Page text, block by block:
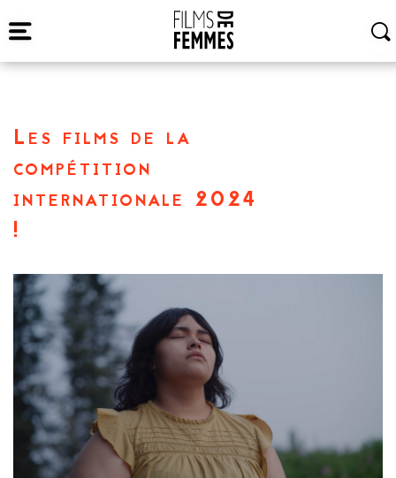
Les films de la
compétition
internationale 2024
!